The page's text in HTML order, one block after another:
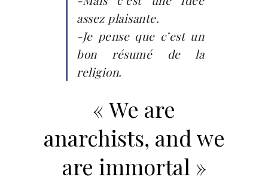
assez plaisante.
-Je pense que c’est un
bon résumé de la
religion.
« We are
anarchists, and we
are immortal »